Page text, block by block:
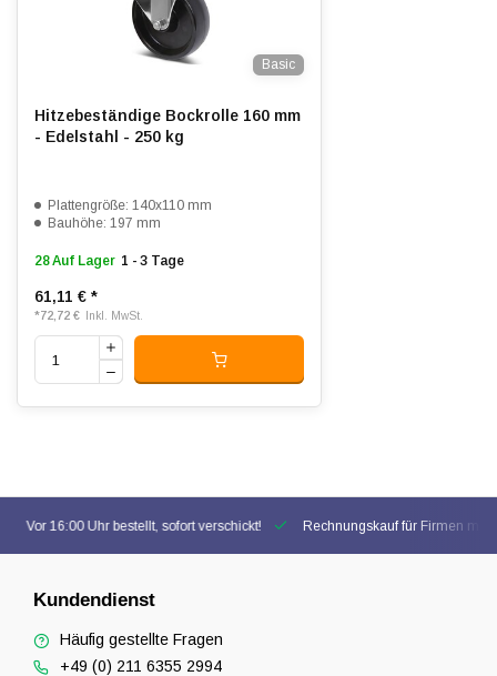
Basic
Hitzebeständige Bockrolle 160 mm
- Edelstahl - 250 kg
Plattengröße: 140x110 mm
Bauhöhe: 197 mm
28 Auf Lager 1 - 3 Tage
61,11 € *
*72,72 € Inkl. MwSt.
Vor 16:00 Uhr bestellt, sofort verschickt! Rechnungskauf für Firmen
Kundendienst
Häufig gestellte Fragen
+49 (0) 211 6355 2994